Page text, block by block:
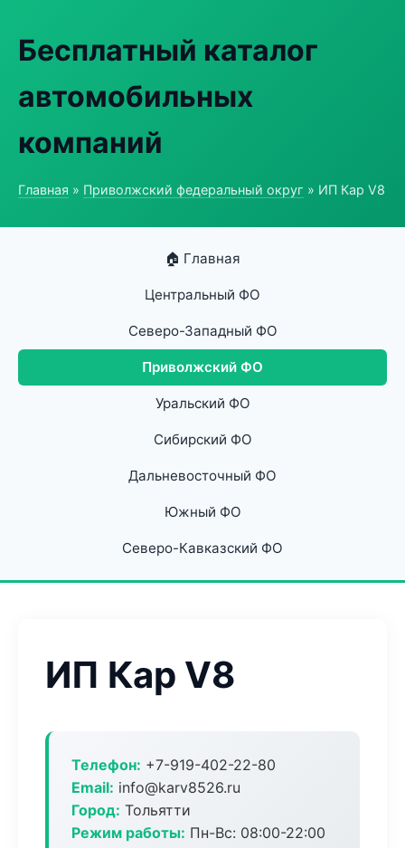
Бесплатный каталог
автомобильных
компаний
Главная » Приволжский федеральный округ » ИП Кар V8
🏠 Главная
Центральный ФО
Северо-Западный ФО
Приволжский ФО
Уральский ФО
Сибирский ФО
Дальневосточный ФО
Южный ФО
Северо-Кавказский ФО
ИП Кар V8
Телефон: +7-919-402-22-80
Email: info@karv8526.ru
Город: Тольятти
Режим работы: Пн-Вс: 08:00-22:00